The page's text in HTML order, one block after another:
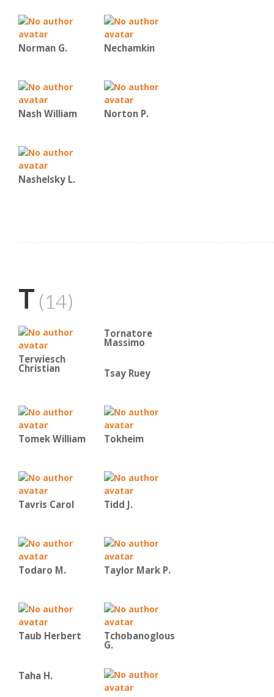
Norman G. Nechamkin
Nash William Norton P.
Nashelsky L.
T (14)
Terwiesch
Christian
Tornatore
Massimo
Tsay Ruey
Tomek William Tokheim
Tavris Carol Tidd J.
Todaro M. Taylor Mark P.
Taub Herbert Tchobanoglous
G.
Taha H.